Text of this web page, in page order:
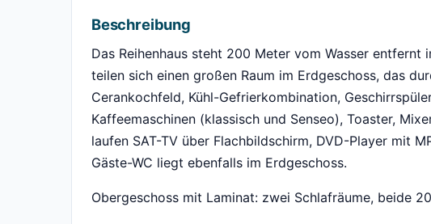
Beschreibung
Das Reihenhaus steht 200 Meter vom Wasser entfernt
teilen sich einen großen Raum im Erdgeschoss, das
Cerankochfeld, Kühl-Gefrierkombination,
Kaffeemaschinen (klassisch und Senseo), Toaster,
laufen SAT-TV über Flachbildschirm, DVD-Player mit
Gäste-WC liegt ebenfalls im Erdgeschoss.
Obergeschoss mit Laminat: zwei Schlafräume, beide